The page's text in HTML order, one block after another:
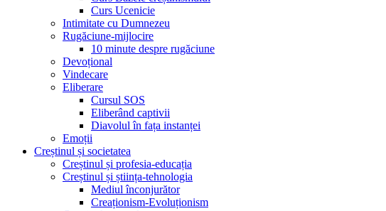
Curs Ucenicie
Intimitate cu Dumnezeu
Rugăciune-mijlocire
10 minute despre rugăciune
Devoțional
Vindecare
Eliberare
Cursul SOS
Eliberând captivii
Diavolul în fața instanței
Emoții
Creștinul și societatea
Creștinul și profesia-educația
Creștinul și știința-tehnologia
Mediul înconjurător
Creaționism-Evoluționism